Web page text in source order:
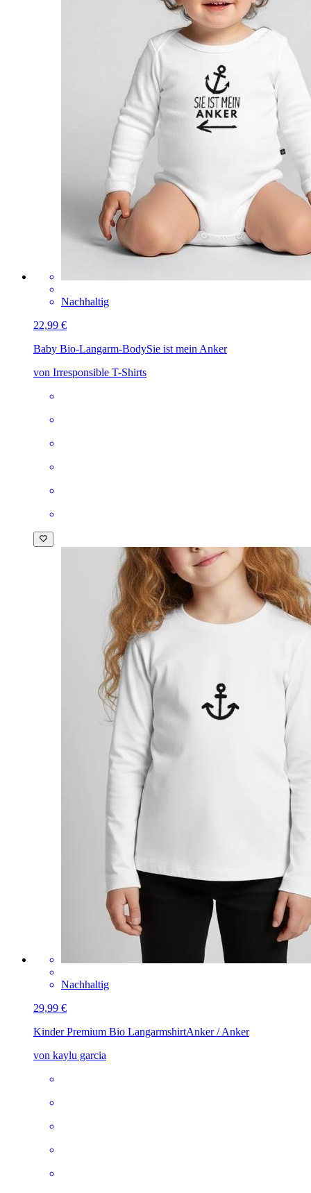
Nachhaltig
22,99 €
Baby Bio-Langarm-BodySie ist mein Anker
von Irresponsible T-Shirts
Nachhaltig
29,99 €
Kinder Premium Bio LangarmshirtAnker / Anker
von kaylu garcia